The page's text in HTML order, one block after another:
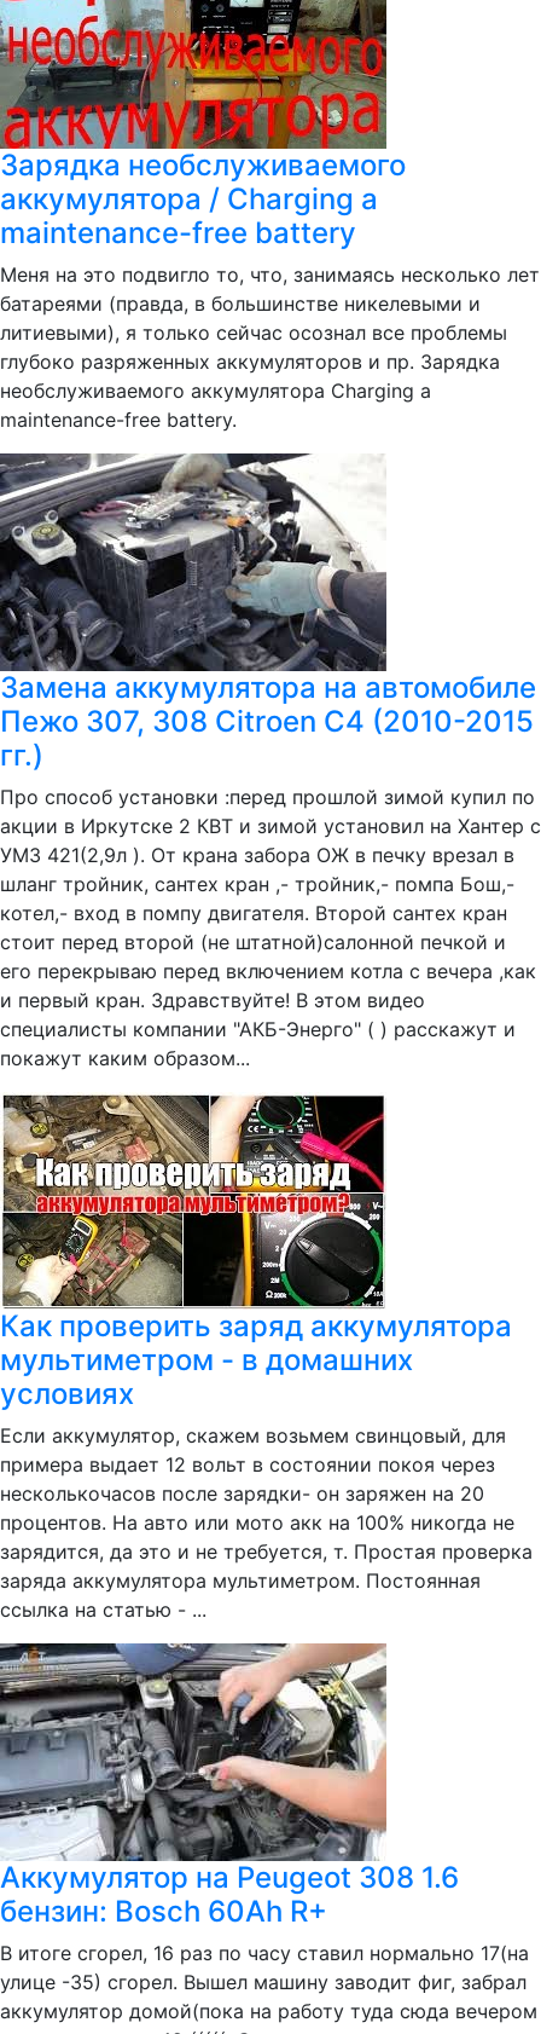
Зарядка необслуживаемого
аккумулятора / Charging a
maintenance-free battery
Меня на это подвигло то, что, занимаясь несколько лет
батареями (правда, в большинстве никелевыми и
литиевыми), я только сейчас осознал все проблемы
глубоко разряженных аккумуляторов и пр. Зарядка
необслуживаемого аккумулятора Charging a
maintenance-free battery.
Замена аккумулятора на автомобиле
Пежо 307, 308 Citroen C4 (2010-2015
гг.)
Про способ установки :перед прошлой зимой купил по
акции в Иркутске 2 КВТ и зимой установил на Хантер с
УМЗ 421(2,9л ). От крана забора ОЖ в печку врезал в
шланг тройник, сантех кран ,- тройник,- помпа Бош,-
котел,- вход в помпу двигателя. Второй сантех кран
стоит перед второй (не штатной)салонной печкой и
его перекрываю перед включением котла с вечера ,как
и первый кран. Здравствуйте! В этом видео
специалисты компании "АКБ-Энерго" ( ) расскажут и
покажут каким образом...
Как проверить заряд аккумулятора
мультиметром - в домашних
условиях
Если аккумулятор, скажем возьмем свинцовый, для
примера выдает 12 вольт в состоянии покоя через
несколькочасов после зарядки- он заряжен на 20
процентов. На авто или мото акк на 100% никогда не
зарядится, да это и не требуется, т. Простая проверка
заряда аккумулятора мультиметром. Постоянная
ссылка на статью - ...
Аккумулятор на Peugeot 308 1.6
бензин: Bosch 60Ah R+
В итоге сгорел, 16 раз по часу ставил нормально 17(на
улице -35) сгорел. Вышел машину заводит фиг, забрал
аккумулятор домой(пока на работу туда сюда вечером